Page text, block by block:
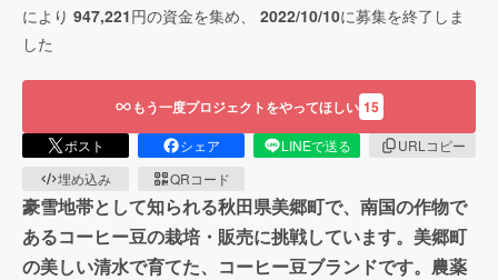
により 947,221円の資金を集め、 2022/10/10に募集を終了しま
した
もう一度プロジェクトをやってほしい 15
ポスト シェア LINEで送る
URLコピー
埋め込み
QRコード
豪雪地帯として知られる秋田県美郷町で、南国の作物で
あるコーヒー豆の栽培・販売に挑戦しています。美郷町
の美しい清水で育てた、コーヒー豆ブランドです。農薬